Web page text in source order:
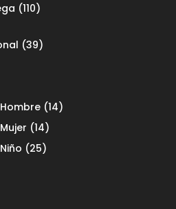
(110)
(39)
(14)
(14)
(25)